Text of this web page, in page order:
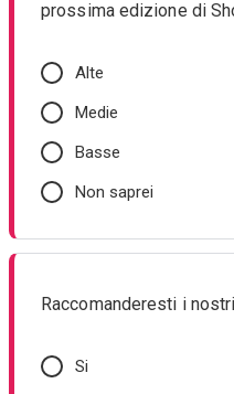
prossima edizione di
Alte
Medie
Basse
Non saprei
Raccomanderesti i
Si